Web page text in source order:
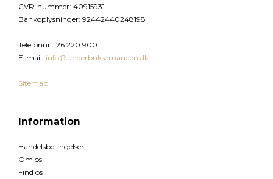
CVR-nummer: 40915931
Bankoplysninger: 92442440248198
Telefonnr. : 26 220 900
E-mail: info@underbuksemanden.dk
Sitemap
Information
Handelsbetingelser
Om os
Find os